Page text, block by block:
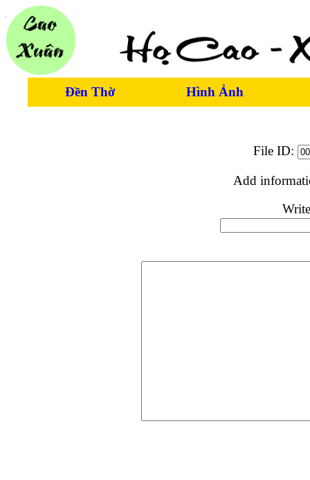
Đền Thờ Hình Ảnh
File ID:
Add